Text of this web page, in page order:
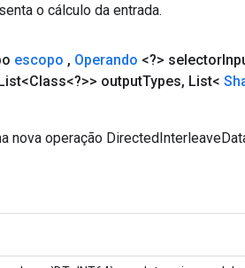
o cálculo da entrada.
escopo , Operando <?> selector
outputTypes, List<
nova operação